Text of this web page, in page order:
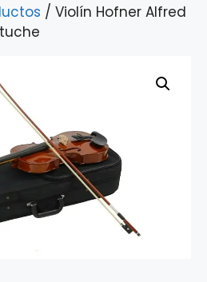
/ Violín Hofner Alfred